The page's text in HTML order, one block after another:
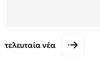
τελευταία νέα